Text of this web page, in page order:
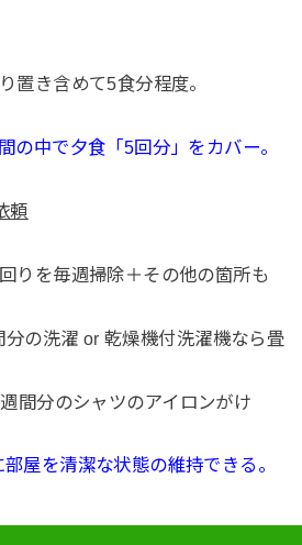
置き含めて5食分程度。
の中で夕食「5回分」をカバー。
頼
りを毎週掃除＋その他の箇所も
分の洗濯 or 乾燥機付洗濯機なら畳
間分のシャツのアイロンがけ
屋を清潔な状態の維持できる。